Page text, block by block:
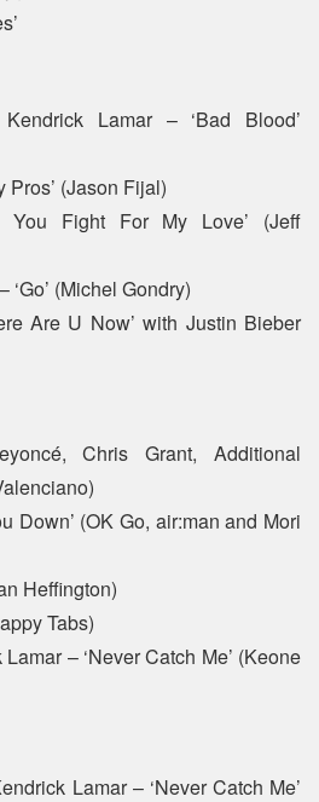
Lamar – ‘Bad Blood’
Pros’ (Jason Fijal)
You Fight For My Love’ (Jeff
(Michel Gondry)
Are U Now’ with Justin Bieber
Chris Grant, Additional
Down’ (OK Go, air:man and Mori
Heffington)
Tabs)
– ‘Never Catch Me’ (Keone
Lamar – ‘Never Catch Me’